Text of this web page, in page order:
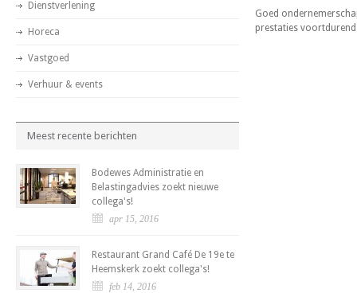
Goed
prestaties
Dienstverlening
Horeca
Vastgoed
Verhuur & events
Meest recente berichten
Bodewes Administratie en
Belastingadvies zoekt nieuwe
collega's!
apr 15, 2016
Restaurant Grand Café De 19e te
Heemskerk zoekt collega's!
feb 14, 2016